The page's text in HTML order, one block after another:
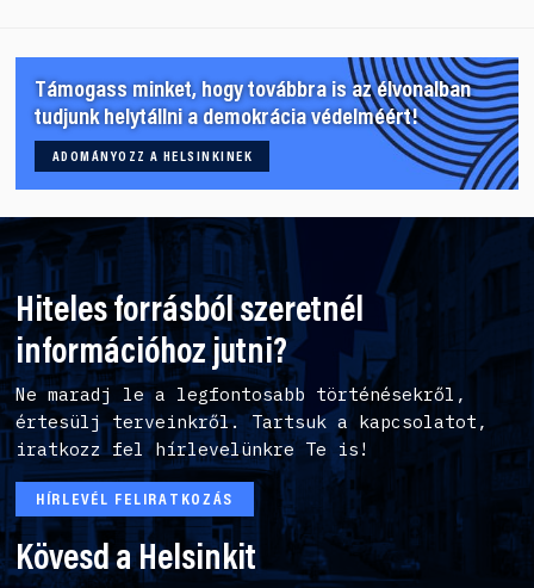
Támogass minket, hogy továbbra is az élvonalban
tudjunk helytállni a demokrácia védelméért!
ADOMÁNYOZZ A HELSINKINEK
Hiteles forrásból szeretnél
információhoz jutni?
Ne maradj le a legfontosabb történésekről,
értesülj terveinkről. Tartsuk a kapcsolatot,
iratkozz fel hírlevelünkre Te is!
HÍRLEVÉL FELIRATKOZÁS
Kövesd a Helsinkit